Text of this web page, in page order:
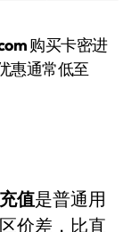
购买卡密进
惠通常低至
值是普通用
价差，比直